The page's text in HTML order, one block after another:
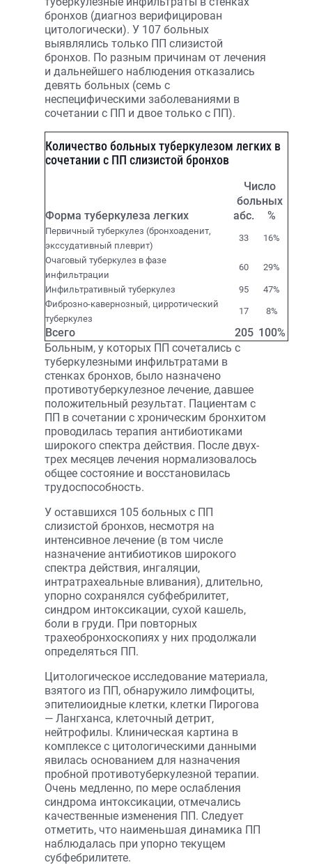
бронхов (диагноз верифицирован
цитологически). У 107 больных
выявлялись только ПП слизистой
бронхов. По разным причинам от лечения
и дальнейшего наблюдения отказались
девять больных (семь с
неспецифическими заболеваниями в
сочетании с ПП и двое только с ПП).
Количество больных туберкулезом легких в
сочетании с ПП слизистой бронхов
Форма туберкулеза легких
Число
больных
абс.
%
Первичный туберкулез (бронхоаденит,
экссудативный плеврит)
33 16%
Очаговый туберкулез в фазе
инфильтрации
60 29%
Инфильтративный туберкулез 95
47%
Фиброзно-кавернозный, цирротический
туберкулез
17 8%
Всего 205 100%
Больным, у которых ПП сочетались с
туберкулезными инфильтратами в
стенках бронхов, было назначено
противотуберкулезное лечение, давшее
положительный результат. Пациентам с
ПП в сочетании с хроническим бронхитом
проводилась терапия антибиотиками
широкого спектра действия. После двух-
трех месяцев лечения нормализовалось
общее состояние и восстановилась
трудоспособность.
У оставшихся 105 больных с ПП
слизистой бронхов, несмотря на
интенсивное лечение (в том числе
назначение антибиотиков широкого
спектра действия, ингаляции,
интратрахеальные вливания), длительно,
упорно сохранялся субфебрилитет,
синдром интоксикации, сухой кашель,
боли в груди. При повторных
трахеобронхоскопиях у них продолжали
определяться ПП.
Цитологическое исследование материала,
взятого из ПП, обнаружило лимфоциты,
эпителиоидные клетки, клетки Пирогова
— Лангxанса, клеточный детрит,
нейтрофилы. Клиническая картина в
комплексе с цитологическими данными
явилась основанием для назначения
пробной противотуберкулезной терапии.
Очень медленно, по мере ослабления
синдрома интоксикации, отмечались
качественные изменения ПП. Следует
отметить, что наименьшая динамика ПП
наблюдалась при упорно текущем
субфебрилитете.